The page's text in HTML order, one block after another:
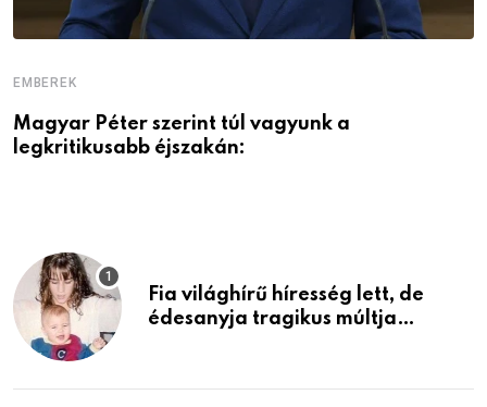
EMBEREK
Magyar Péter szerint túl vagyunk a
legkritikusabb éjszakán:
Fia világhírű híresség lett, de
édesanyja tragikus múltja